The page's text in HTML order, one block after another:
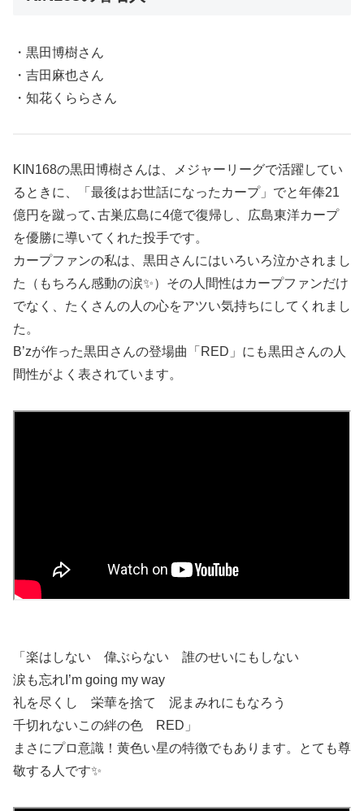
・黒田博樹さん
・吉田麻也さん
・知花くららさん
KIN168の黒田博樹さんは、メジャーリーグで活躍してい
るときに、「最後はお世話になったカープ」でと年俸21
億円を蹴って､古巣広島に4億で復帰し、広島東洋カープ
を優勝に導いてくれた投手です。
カープファンの私は、黒田さんにはいろいろ泣かされまし
た（もちろん感動の涙✨）その人間性はカープファンだけ
でなく、たくさんの人の心をアツい気持ちにしてくれまし
た。
B’zが作った黒田さんの登場曲「RED」にも黒田さんの人
間性がよく表されています。
「楽はしない 偉ぶらない 誰のせいにもしない
涙も忘れI’m going my way
礼を尽くし 栄華を捨て 泥まみれにもなろう
千切れないこの絆の色 RED」
まさにプロ意識！黄色い星の特徴でもあります。とても尊
敬する人です✨